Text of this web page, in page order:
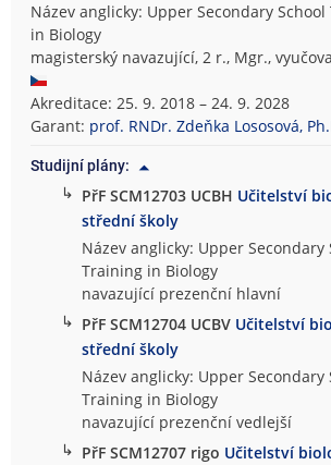
Název anglicky: Upper Secondary
in Biology
magisterský navazující, 2 r., Mgr.,
Akreditace: 25. 9. 2018 – 24. 9. 2028
Garant: prof. RNDr. Zdeňka Lososová,
Studijní plány:
↳ PřF SCM12703 UCBH Učitelství
střední školy
Název anglicky: Upper Secondary
Training in Biology
navazující prezenční hlavní
↳ PřF SCM12704 UCBV Učitelství
střední školy
Název anglicky: Upper Secondary
Training in Biology
navazující prezenční vedlejší
↳ PřF SCM12707 rigo Učitelství